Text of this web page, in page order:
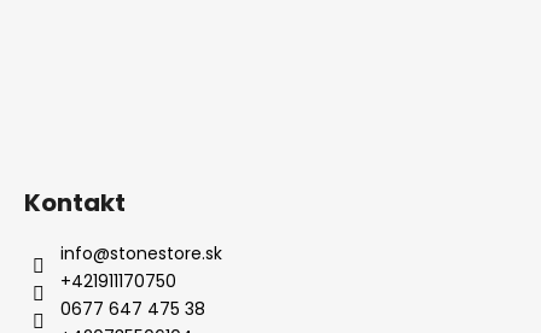
Kontakt
info@stonestore.sk
+421911170750
0677 647 475 38